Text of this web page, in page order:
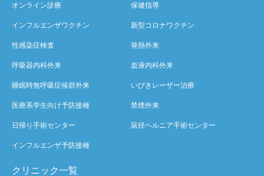
オンライン診療 保健指導
インフルエンザワクチン 新型コロナワクチン
性感染症検査 発熱外来
呼吸器内科外来 血液内科外来
睡眠時無呼吸症候群外来 いびきレーザー治療
医療系学生向け予防接種 禁煙外来
日帰り手術センター 鼠径ヘルニア手術センター
インフルエンザ予防接種
クリニック一覧